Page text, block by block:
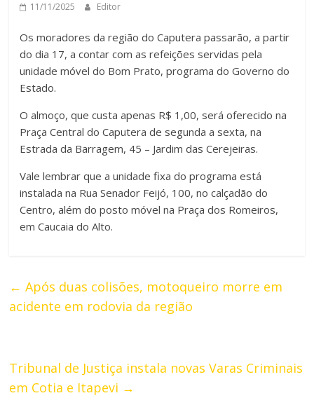
11/11/2025 Editor
Os moradores da região do Caputera passarão, a partir
do dia 17, a contar com as refeições servidas pela
unidade móvel do Bom Prato, programa do Governo do
Estado.
O almoço, que custa apenas R$ 1,00, será oferecido na
Praça Central do Caputera de segunda a sexta, na
Estrada da Barragem, 45 – Jardim das Cerejeiras.
Vale lembrar que a unidade fixa do programa está
instalada na Rua Senador Feijó, 100, no calçadão do
Centro, além do posto móvel na Praça dos Romeiros,
em Caucaia do Alto.
← Após duas colisões, motoqueiro morre em
acidente em rodovia da região
Tribunal de Justiça instala novas Varas Criminais
em Cotia e Itapevi →